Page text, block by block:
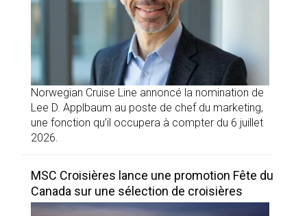
Norwegian Cruise Line annoncé la nomination de
Lee D. Applbaum au poste de chef du marketing,
une fonction qu’il occupera à compter du 6 juillet
2026.
MSC Croisières lance une promotion Fête du
Canada sur une sélection de croisières